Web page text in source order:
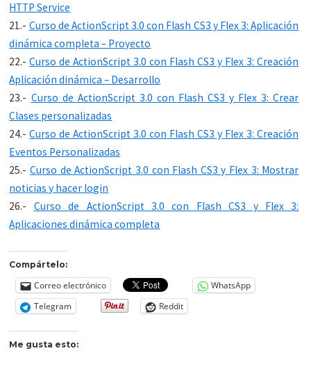
HTTP Service
21.- Curso de ActionScript 3.0 con Flash CS3 y Flex 3: Aplicación
dinámica completa – Proyecto
22.-Curso de ActionScript 3.0 con Flash CS3 y Flex 3: Creación
Aplicación dinámica – Desarrollo
23.- Curso de ActionScript 3.0 con Flash CS3 y Flex 3: Crear
Clases personalizadas
24.-Curso de ActionScript 3.0 con Flash CS3 y Flex 3: Creación
Eventos Personalizadas
25.-Curso de ActionScript 3.0 con Flash CS3 y Flex 3: Mostrar
noticias y hacer login
26.- Curso de ActionScript 3.0 con Flash CS3 y Flex 3:
Aplicaciones dinámica completa
Compártelo:
Correo electrónico
WhatsApp
Telegram
Reddit
Me gusta esto: